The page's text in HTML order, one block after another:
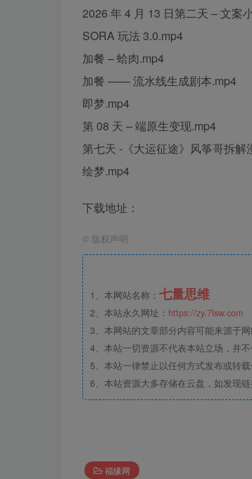
2026 年 4 月 13 日第二天 – 文案
SORA 玩法 3.0.mp4
加餐 – 蛤肉.mp4
加餐 —— 流水线生成剧本.mp4
即梦.mp4
第 08 天 – 端原生变现.mp4
第七天 -《大运征途》风筝哥拆解
绘梦.mp4
下载地址：
© 版权声明
1、本网站名称： 七量思维
2、本站永久网址： https://zy.7lsw.com
3、本网站的文章部分内容可能来源于
4、本站一切资源不代表本站立场，并
5、本站一律禁止以任何方式发布或转
6、本站资源大多存储在云盘，如发现
福缘网